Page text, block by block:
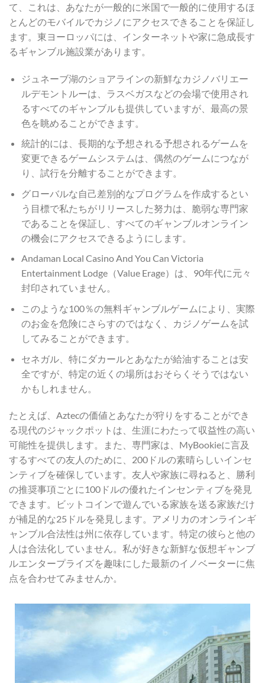
て、これは、あなたが一般的に米国で一般的に使用するほ
とんどのモバイルでカジノにアクセスできることを保証し
ます。東ヨーロッパには、インターネットや家に急成長す
るギャンブル施設業があります。
ジュネーブ湖のショアラインの新鮮なカジノバリエー
ルデモントルーは、ラスベガスなどの会場で使用され
るすべてのギャンブルも提供していますが、最高の景
色を眺めることができます。
統計的には、長期的な予想される予想されるゲームを
変更できるゲームシステムは、偶然のゲームにつなが
り、試行を分離することができます。
グローバルな自己差別的なプログラムを作成するとい
う目標で私たちがリリースした努力は、脆弱な専門家
であることを保証し、すべてのギャンブルオンライン
の機会にアクセスできるようにします。
Andaman Local Casino And You Can Victoria
Entertainment Lodge（Value Erage）は、90年代に元々
封印されていません。
このような100％の無料ギャンブルゲームにより、実際
のお金を危険にさらすのではなく、カジノゲームを試
してみることができます。
セネガル、特にダカールとあなたが給油することは安
全ですが、特定の近くの場所はおそらくそうではない
かもしれません。
たとえば、Aztecの価値とあなたが狩りをすることができ
る現代のジャックポットは、生涯にわたって収益性の高い
可能性を提供します。また、専門家は、MyBookieに言及
するすべての友人のために、200ドルの素晴らしいインセ
ンティブを確保しています。友人や家族に尋ねると、勝利
の推奨事項ごとに100ドルの優れたインセンティブを発見
できます。ビットコインで遊んでいる家族を送る家族だけ
が補足的な25ドルを発見します。アメリカのオンラインギ
ャンブル合法性は州に依存しています。特定の彼らと他の
人は合法化していません。私が好きな新鮮な仮想ギャンブ
ルエンタープライズを趣味にした最新のイノベーターに焦
点を合わせてみませんか。